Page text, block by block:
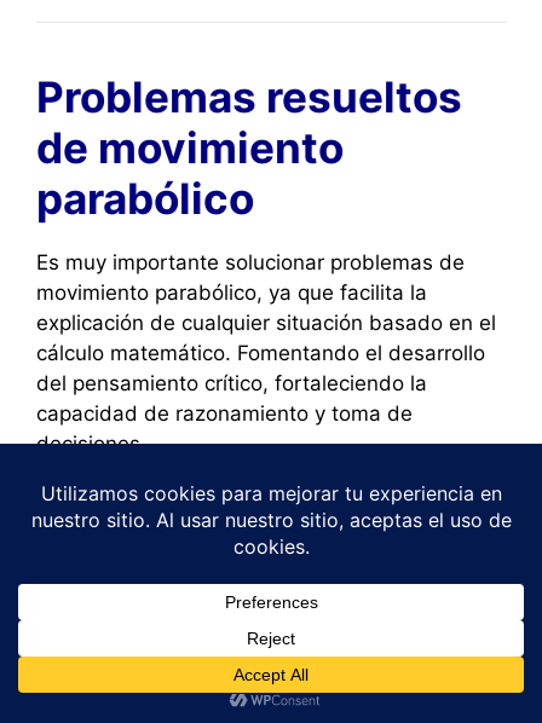
Problemas resueltos
de movimiento
parabólico
Es muy importante solucionar problemas de
movimiento parabólico, ya que facilita la
explicación de cualquier situación basado en el
cálculo matemático. Fomentando el desarrollo
del pensamiento crítico, fortaleciendo la
capacidad de razonamiento y toma de
decisiones.
A continuación, cinco problemas que te
ayudaran mucho extraídos de la vida diaria.
Problema 1